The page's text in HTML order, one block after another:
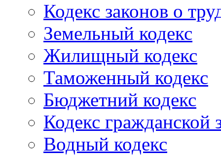
Кодекс законов о
Земельный кодекс
Жилищный кодекс
Таможенный кодекс
Бюджетний кодекс
Кодекс гражданской
Водный кодекс